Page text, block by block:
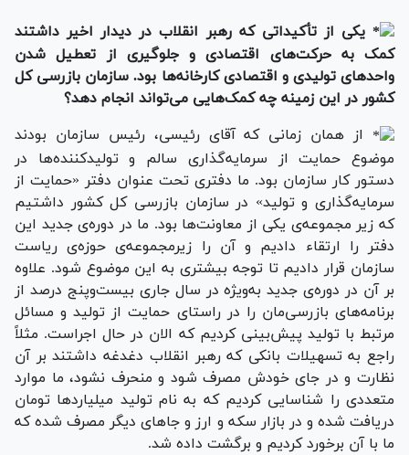
یکی از تأکیداتی که رهبر انقلاب در دیدار اخیر داشتند
کمک به حرکتهای اقتصادی و جلوگیری از تعطیل شدن
واحدهای تولیدی و اقتصادی کارخانه‌ها بود. سازمان بازرسی کل
کشور در این زمینه چه کمک‌هایی می‌تواند انجام دهد؟
از همان زمانی که آقای رئیسی، رئیس سازمان بودند
موضوع حمایت از سرمایه‌گذاری سالم و تولیدکننده‌ها در
دستور کار سازمان بود. ما دفتری تحت عنوان دفتر «حمایت از
سرمایه‌گذاری و تولید» در سازمان بازرسی کل کشور داشتیم
که زیر مجموعه‌ی یکی از معاونت‌ها بود. ما در دوره‌ی جدید این
دفتر را ارتقاء دادیم و آن را زیرمجموعه‌ی حوزه‌ی ریاست
سازمان قرار دادیم تا توجه بیشتری به این موضوع شود. علاوه
بر آن در دوره‌ی جدید به‌ویژه‌ در سال جاری بیست‌وپنج درصد از
برنامه‌های بازرسی‌مان را در راستای حمایت از تولید و مسائل
مرتبط با تولید پیش‌بینی کردیم که الان در حال اجراست. مثلاً
راجع به تسهیلات بانکی که رهبر انقلاب دغدغه داشتند بر آن
نظارت و در جای خودش مصرف شود و منحرف نشود، ما موارد
متعددی را شناسایی کردیم که به نام تولید میلیاردها تومان
دریافت شده و در بازار سکه و ارز و جاهای دیگر مصرف شده که
ما با آن برخورد کردیم و برگشت داده شد.